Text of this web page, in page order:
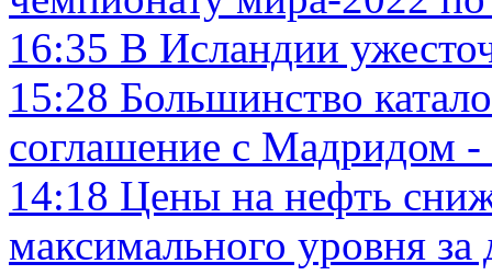
16:35 В Исландии
15:28 Большинство
соглашение с Мадридом -
14:18 Цены на нефть
максимального уровня за